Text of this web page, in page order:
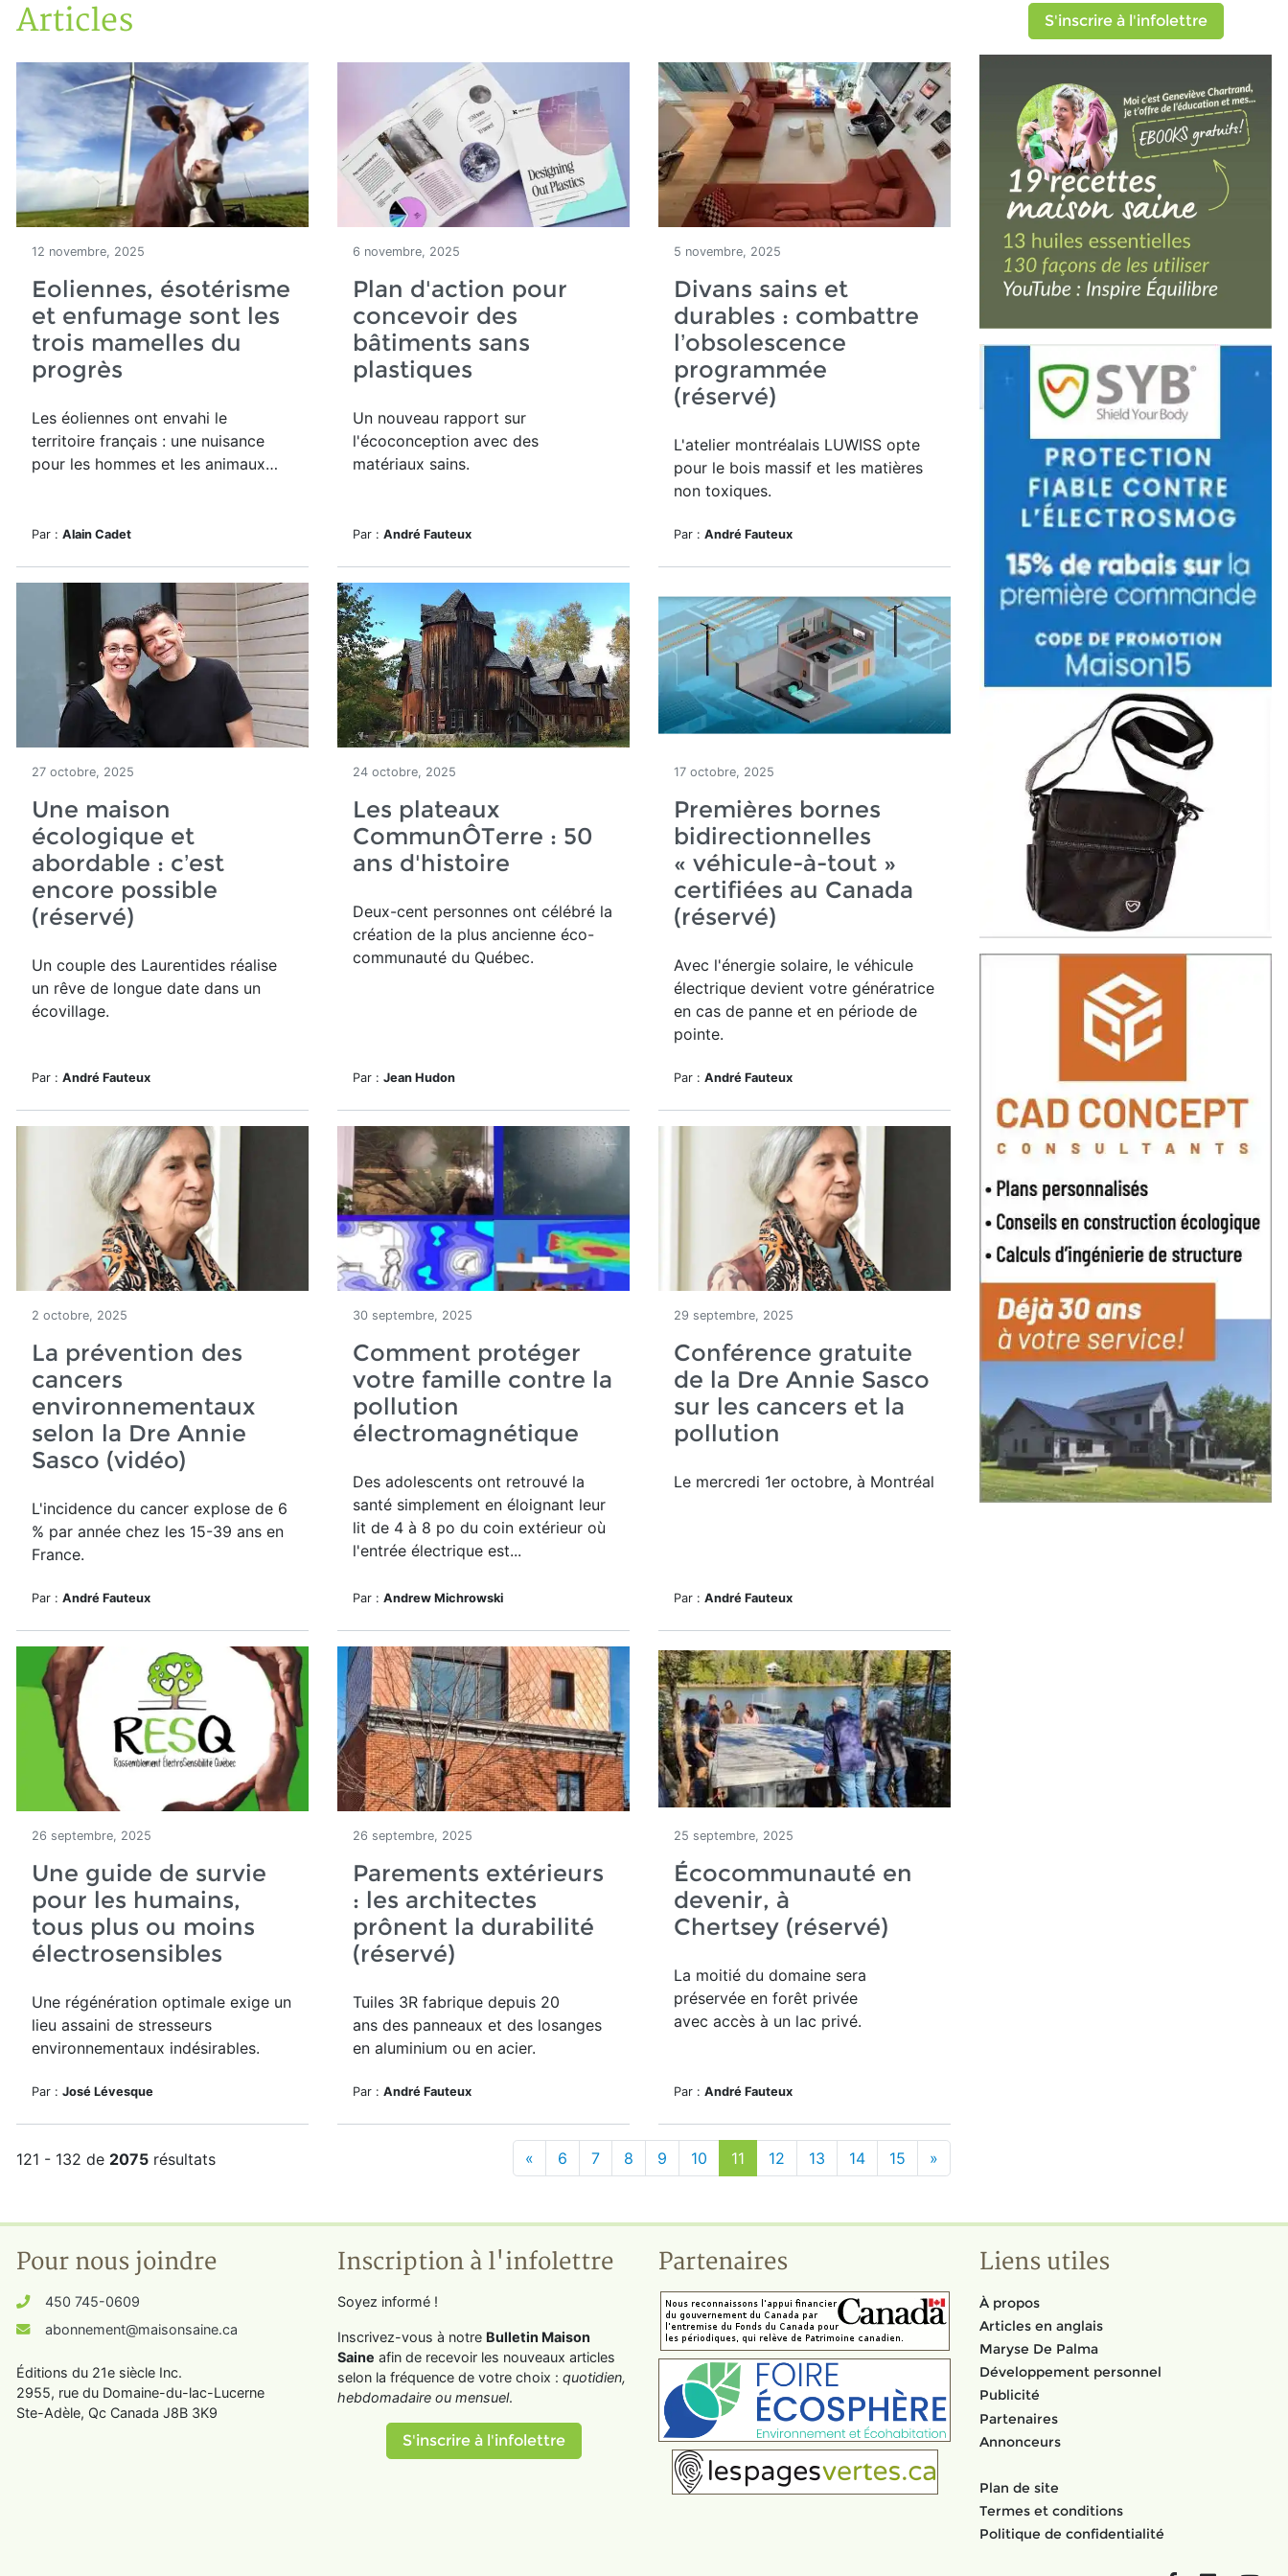
Accueil
Articles
Articles
12 novembre, 2025
Eoliennes, ésotérisme
et enfumage sont les
trois mamelles du
progrès
Les éoliennes ont envahi le
territoire français : une nuisance
pour les hommes et les animaux…
Par : Alain Cadet
6 novembre, 2025
Plan d'action pour
concevoir des
bâtiments sans
plastiques
Un nouveau rapport sur
l'écoconception avec des
matériaux sains.
Par : André Fauteux
5 novembre, 2025
Divans sains et
durables : combattre
l’obsolescence
programmée
(réservé)
L'atelier montréalais LUWISS opte
pour le bois massif et les matières
non toxiques.
Par : André Fauteux
27 octobre, 2025
Une maison
écologique et
abordable : c’est
encore possible
(réservé)
Un couple des Laurentides réalise
un rêve de longue date dans un
écovillage.
Par : André Fauteux
24 octobre, 2025
Les plateaux
CommunÔTerre : 50
ans d'histoire
Deux-cent personnes ont célébré la
création de la plus ancienne éco-
communauté du Québec.
Par : Jean Hudon
17 octobre, 2025
Premières bornes
bidirectionnelles
« véhicule-à-tout »
certifiées au Canada
(réservé)
Avec l'énergie solaire, le véhicule
électrique devient votre génératrice
en cas de panne et en période de
pointe.
Par : André Fauteux
2 octobre, 2025
La prévention des
cancers
environnementaux
selon la Dre Annie
Sasco (vidéo)
L'incidence du cancer explose de 6
% par année chez les 15-39 ans en
France.
Par : André Fauteux
30 septembre, 2025
Comment protéger
votre famille contre la
pollution
électromagnétique
Des adolescents ont retrouvé la
santé simplement en éloignant leur
lit de 4 à 8 po du coin extérieur où
l'entrée électrique est...
Par : Andrew Michrowski
29 septembre, 2025
Conférence gratuite
de la Dre Annie Sasco
sur les cancers et la
pollution
Le mercredi 1er octobre, à Montréal
Par : André Fauteux
26 septembre, 2025
Une guide de survie
pour les humains,
tous plus ou moins
électrosensibles
Une régénération optimale exige un
lieu assaini de stresseurs
environnementaux indésirables.
Par : José Lévesque
26 septembre, 2025
Parements extérieurs
: les architectes
prônent la durabilité
(réservé)
Tuiles 3R fabrique depuis 20
ans des panneaux et des losanges
en aluminium ou en acier.
Par : André Fauteux
25 septembre, 2025
Écocommunauté en
devenir, à
Chertsey (réservé)
La moitié du domaine sera
préservée en forêt privée
avec accès à un lac privé.
Par : André Fauteux
121 - 132 de 2075 résultats « 6 7 8 9 10 11 12 13 14 15 »
S'inscrire à l'infolettre
Pour nous joindre
450 745-0609
abonnement@maisonsaine.ca
Éditions du 21e siècle Inc.
2955, rue du Domaine-du-lac-Lucerne
Ste-Adèle, Qc Canada J8B 3K9
Inscription à l'infolettre
Soyez informé !
Inscrivez-vous à notre Bulletin Maison
Saine afin de recevoir les nouveaux articles
selon la fréquence de votre choix : quotidien,
hebdomadaire ou mensuel.
S'inscrire à l'infolettre
Partenaires Liens utiles
À propos
Articles en anglais
Maryse De Palma
Développement personnel
Publicité
Partenaires
Annonceurs
Plan de site
Termes et conditions
Politique de confidentialité